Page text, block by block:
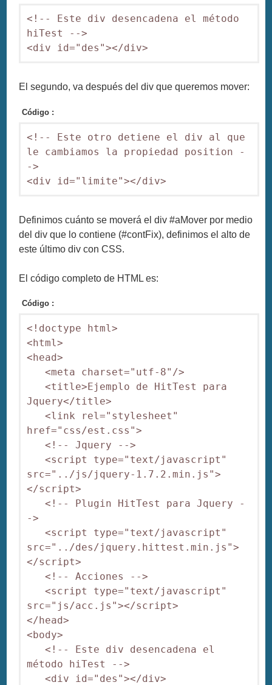
<!-- Este div desencadena el método
hiTest -->
El segundo, va después del div que queremos mover:
Código :
<!-- Este otro detiene el div al que
le cambiamos la propiedad position -
->
Definimos cuánto se moverá el div #aMover por medio
del div que lo contiene (#contFix), definimos el alto de
este último div con CSS.
El código completo de HTML es:
Código :
<!doctype html>
<html>
<head>
<meta charset="utf-8"/>
<title>Ejemplo de HitTest para
Jquery</title>
<link rel="stylesheet"
href="css/est.css">
<!-- Jquery -->
<script type="text/javascript"
src="../js/jquery-1.7.2.min.js">
</script>
<!-- Plugin HitTest para Jquery -
->
<script type="text/javascript"
src="../des/jquery.hittest.min.js">
</script>
<!-- Acciones -->
<script type="text/javascript"
src="js/acc.js"></script>
</head>
<body>
<!-- Este div desencadena el
método hiTest -->
<div id="des"></div>